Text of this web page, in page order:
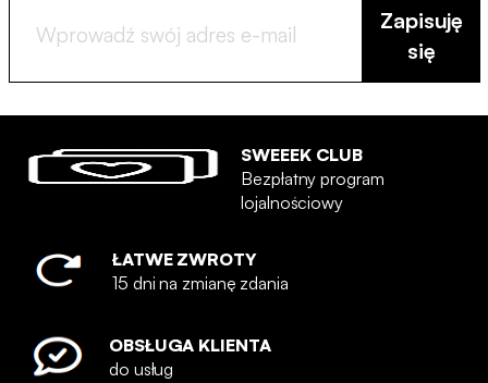
Zapisuję
się
SWEEEK CLUB
Bezpłatny program
lojalnościowy
ŁATWE ZWROTY
15 dni na zmianę zdania
OBSŁUGA KLIENTA
do usług